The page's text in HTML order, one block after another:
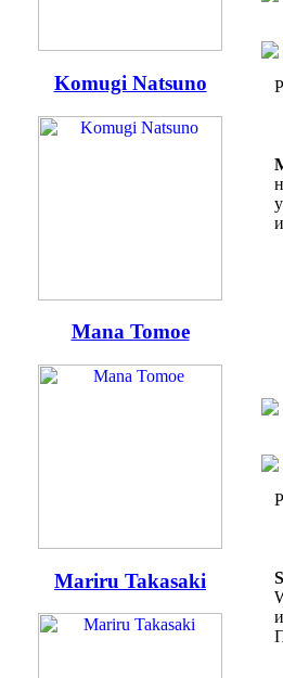
Komugi Natsuno
Mana Tomoe
Mariru Takasaki